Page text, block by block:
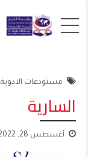
مستودعات الادوية
السارية
أغسطس 28, 2022